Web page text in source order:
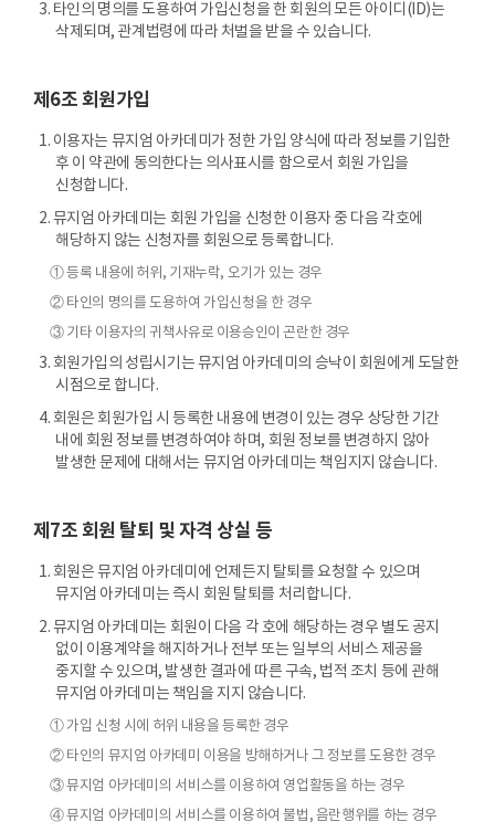
3. 타인의 명의를 도용하여 가입신청을 한 회원의 모든 아이디(ID)는
삭제되며, 관계법령에 따라 처벌을 받을 수 있습니다.
제6조 회원가입
1. 이용자는 뮤지엄 아카데미가 정한 가입 양식에 따라 정보를 기입한
후 이 약관에 동의한다는 의사표시를 함으로서 회원 가입을
신청합니다.
2. 뮤지엄 아카데미는 회원 가입을 신청한 이용자 중 다음 각호에
해당하지 않는 신청자를 회원으로 등록합니다.
① 등록 내용에 허위, 기재누락, 오기가 있는 경우
② 타인의 명의를 도용하여 가입신청을 한 경우
③ 기타 이용자의 귀책사유로 이용승인이 곤란한 경우
3. 회원가입의 성립시기는 뮤지엄 아카데미의 승낙이 회원에게 도달한
시점으로 합니다.
4. 회원은 회원가입 시 등록한 내용에 변경이 있는 경우 상당한 기간
내에 회원 정보를 변경하여야 하며, 회원 정보를 변경하지 않아
발생한 문제에 대해서는 뮤지엄 아카데미는 책임지지 않습니다.
제7조 회원 탈퇴 및 자격 상실 등
1. 회원은 뮤지엄 아카데미에 언제든지 탈퇴를 요청할 수 있으며
뮤지엄 아카데미는 즉시 회원 탈퇴를 처리합니다.
2. 뮤지엄 아카데미는 회원이 다음 각 호에 해당하는 경우 별도 공지
없이 이용계약을 해지하거나 전부 또는 일부의 서비스 제공을
중지할 수 있으며, 발생한 결과에 따른 구속, 법적 조치 등에 관해
뮤지엄 아카데미는 책임을 지지 않습니다.
① 가입 신청 시에 허위 내용을 등록한 경우
② 타인의 뮤지엄 아카데미 이용을 방해하거나 그 정보를 도용한 경우
③ 뮤지엄 아카데미의 서비스를 이용하여 영업활동을 하는 경우
④ 뮤지엄 아카데미의 서비스를 이용하여 불법, 음란행위를 하는 경우